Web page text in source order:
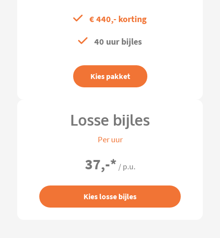
€ 440,- korting
40 uur bijles
Kies pakket
Losse bijles
Per uur
37,-* / p.u.
Kies losse bijles